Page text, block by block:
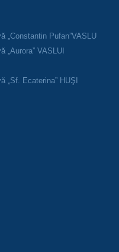
„Constantin Pufan”VASLU
VASLUI
„Sf. Ecaterina” HUŞI